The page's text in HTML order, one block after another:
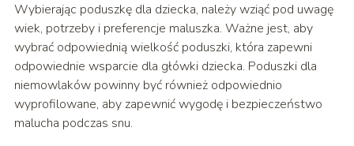
Wybierając poduszkę dla dziecka, należy wziąć pod uwagę
wiek, potrzeby i preferencje maluszka. Ważne jest, aby
wybrać odpowiednią wielkość poduszki, która zapewni
odpowiednie wsparcie dla główki dziecka. Poduszki dla
niemowlaków powinny być również odpowiednio
wyprofilowane, aby zapewnić wygodę i bezpieczeństwo
malucha podczas snu.